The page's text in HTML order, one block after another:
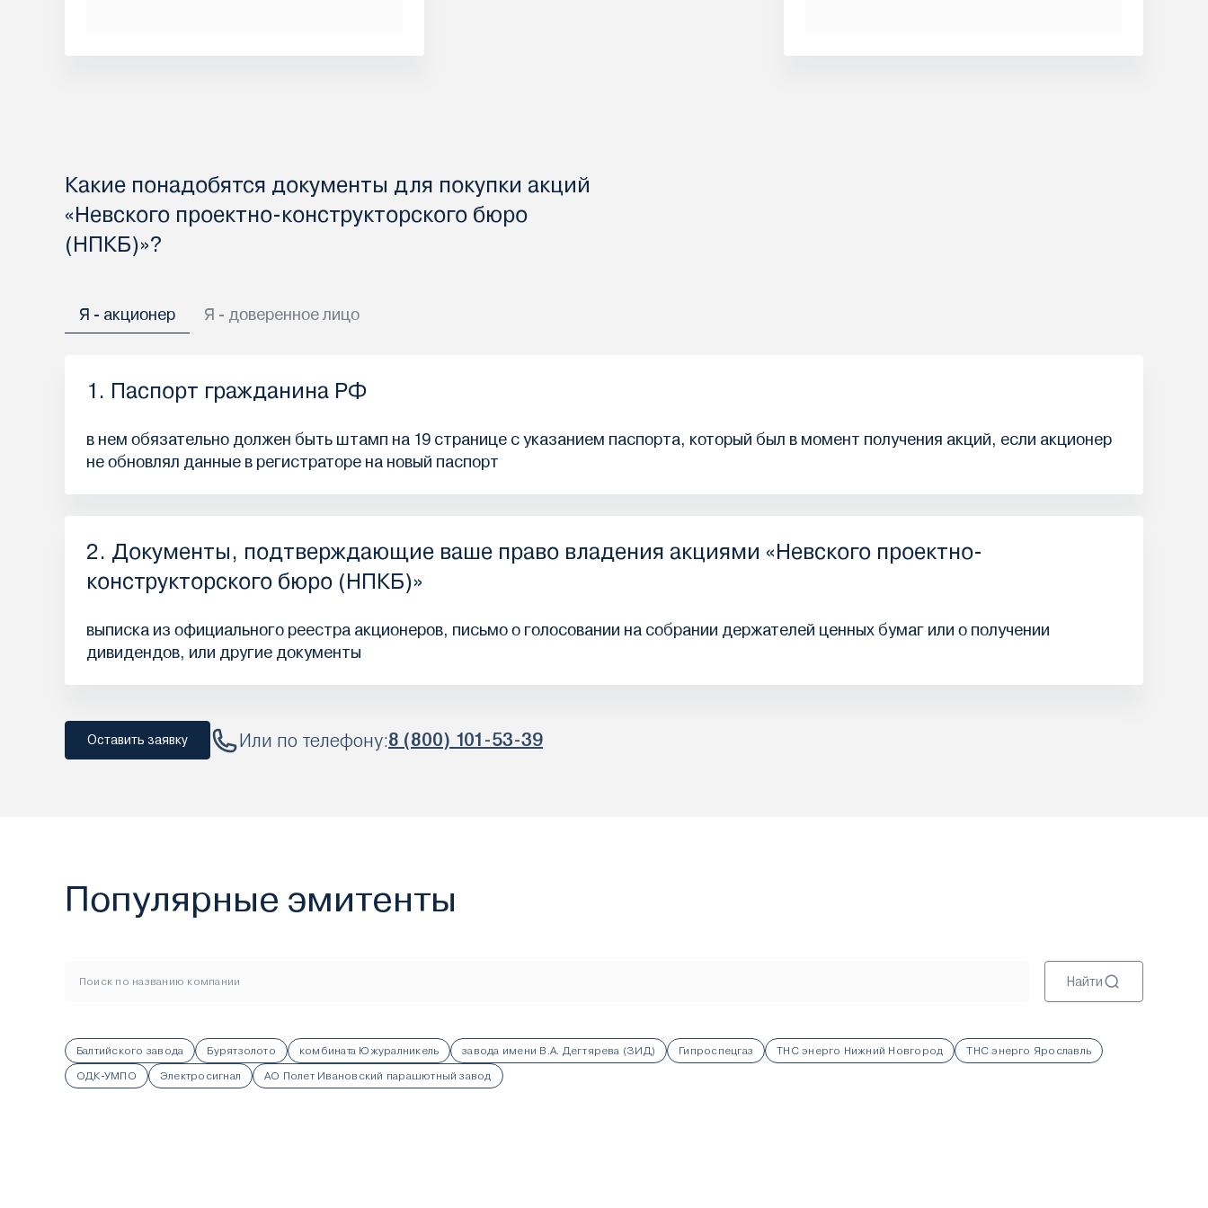
Какие понадобятся документы для покупки акций
«Невского проектно-конструкторского бюро
(НПКБ)»?
Я - акционер Я - доверенное лицо
1. Паспорт гражданина РФ
в нем обязательно должен быть штамп на 19 странице с указанием паспорта, который был в момент получения акций, если акционер
не обновлял данные в регистраторе на новый паспорт
2. Документы, подтверждающие ваше право владения акциями «Невского проектно-
конструкторского бюро (НПКБ)»
выписка из официального реестра акционеров, письмо о голосовании на собрании держателей ценных бумаг или о получении
дивидендов, или другие документы
Оставить заявку Или по телефону:8 (800) 101-53-39
Популярные эмитенты
Найти
Балтийского завода Бурятзолото комбината Южуралникель завода имени В.А. Дегтярева (ЗИД) Гипроспецгаз ТНС энерго Нижний Новгород
ТНС энерго Ярославль
ОДК-УМПО
Электросигнал АО Полет Ивановский парашютный завод